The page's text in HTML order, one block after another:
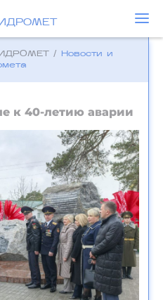
/
Новости и
к 40-летию аварии